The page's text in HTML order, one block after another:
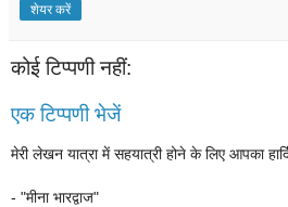
शेयर करें
कोई टिप्पणी नहीं:
एक टिप्पणी भेजें
मेरी लेखन यात्रा में सहयात्री होने के लिए आपका
- "मीना भारद्वाज"